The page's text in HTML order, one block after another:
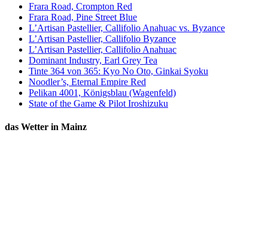
Frara Road, Crompton Red
Frara Road, Pine Street Blue
L’Artisan Pastellier, Callifolio Anahuac vs. Byzance
L’Artisan Pastellier, Callifolio Byzance
L’Artisan Pastellier, Callifolio Anahuac
Dominant Industry, Earl Grey Tea
Tinte 364 von 365: Kyo No Oto, Ginkai Syoku
Noodler’s, Eternal Empire Red
Pelikan 4001, Königsblau (Wagenfeld)
State of the Game & Pilot Iroshizuku
das Wetter in Mainz